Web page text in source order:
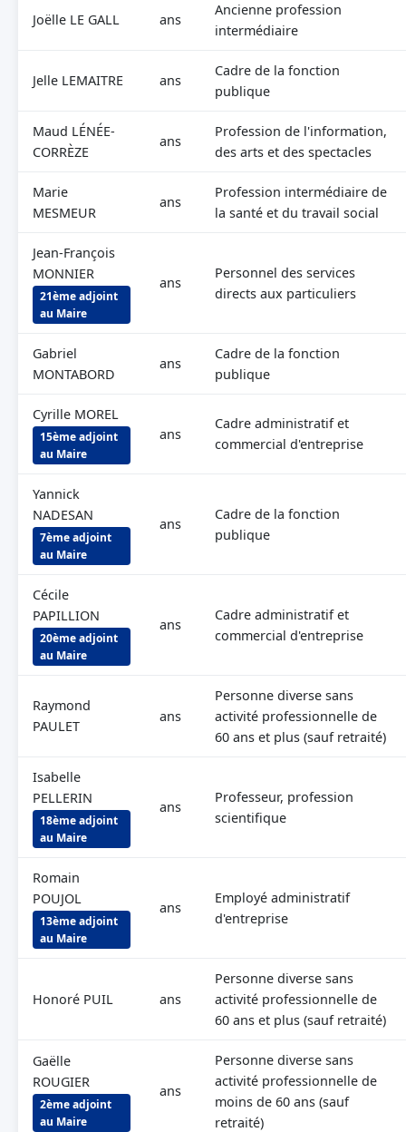
Joëlle LE GALL ans
Ancienne profession
intermédiaire
Jelle LEMAITRE ans
Cadre de la fonction
publique
Maud LÉNÉE-
CORRÈZE
ans
Profession de l'information,
des arts et des spectacles
Marie
MESMEUR
ans
Profession intermédiaire de
la santé et du travail social
Jean-François
MONNIER
21ème adjoint
au Maire
ans
Personnel des services
directs aux particuliers
Gabriel
MONTABORD
ans
Cadre de la fonction
publique
Cyrille MOREL
15ème adjoint
au Maire
ans
Cadre administratif et
commercial d'entreprise
Yannick
NADESAN
7ème adjoint
au Maire
ans
Cadre de la fonction
publique
Cécile
PAPILLION
20ème adjoint
au Maire
ans
Cadre administratif et
commercial d'entreprise
Raymond
PAULET
ans
Personne diverse sans
activité professionnelle de
60 ans et plus (sauf retraité)
Isabelle
PELLERIN
18ème adjoint
au Maire
ans
Professeur, profession
scientifique
Romain
POUJOL
13ème adjoint
au Maire
ans
Employé administratif
d'entreprise
Honoré PUIL ans
Personne diverse sans
activité professionnelle de
60 ans et plus (sauf retraité)
Gaëlle
ROUGIER
2ème adjoint
au Maire
ans
Personne diverse sans
activité professionnelle de
moins de 60 ans (sauf
retraité)